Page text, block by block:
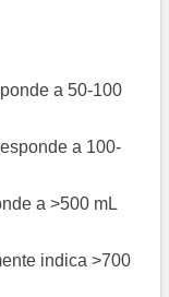
a 50-100
a 100-
a >500 mL
indica >700